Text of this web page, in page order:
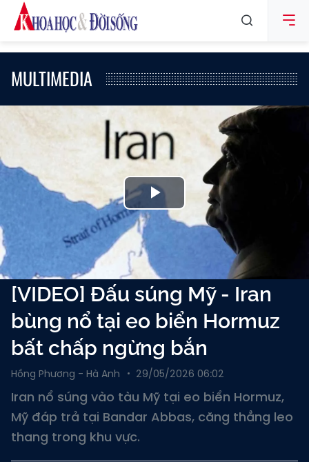
MULTIMEDIA
Play
[VIDEO] Đấu súng Mỹ - Iran
bùng nổ tại eo biển Hormuz
bất chấp ngừng bắn
Hồng Phương - Hà Anh 29/05/2026 06:02
Iran nổ súng vào tàu Mỹ tại eo biển Hormuz,
Mỹ đáp trả tại Bandar Abbas, căng thẳng leo
thang trong khu vực.